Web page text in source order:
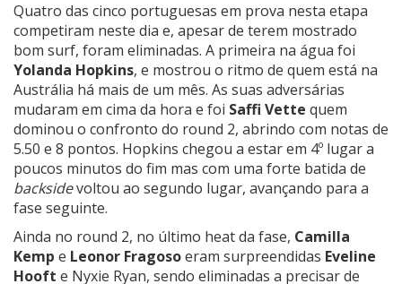
Quatro das cinco portuguesas em prova nesta etapa
competiram neste dia e, apesar de terem mostrado
bom surf, foram eliminadas. A primeira na água foi
Yolanda Hopkins, e mostrou o ritmo de quem está na
Austrália há mais de um mês. As suas adversárias
mudaram em cima da hora e foi Saffi Vette quem
dominou o confronto do round 2, abrindo com notas de
5.50 e 8 pontos. Hopkins chegou a estar em 4º lugar a
poucos minutos do fim mas com uma forte batida de
backsidevoltou ao segundo lugar, avançando para a
fase seguinte.
Ainda no round 2, no último heat da fase, Camilla
Kemp e Leonor Fragosoeram surpreendidas Eveline
Hooft e Nyxie Ryan, sendo eliminadas a precisar de